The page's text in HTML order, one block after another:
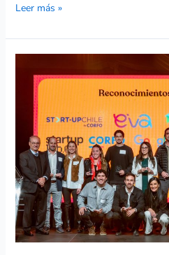
Leer más »
entrega
reconocimiento
APTA
en
el
segundo
Encuentro
Startups
2025